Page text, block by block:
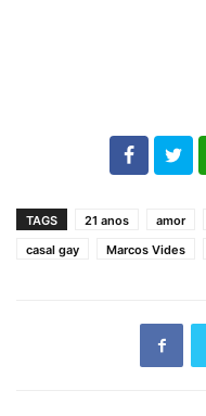
102
TAGS 21 anos amor
casal gay
Marcos Vides